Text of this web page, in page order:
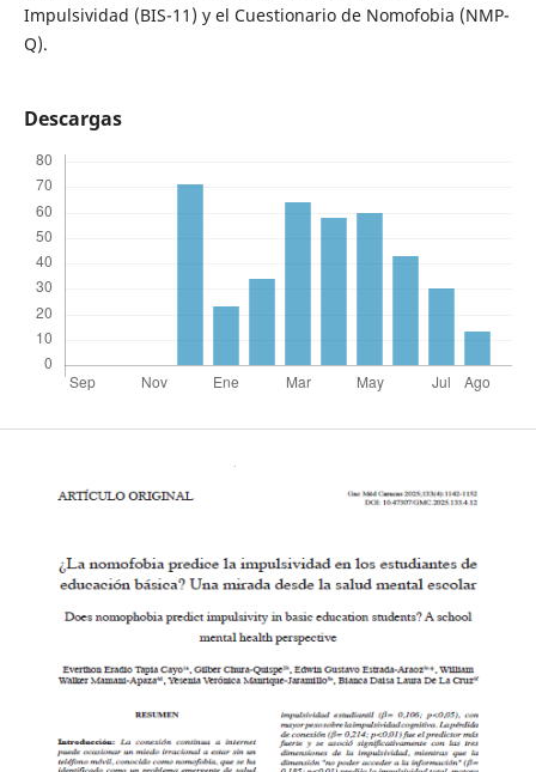
Impulsividad (BIS-11) y el Cuestionario de Nomofobia (NMP-
Q).
Descargas